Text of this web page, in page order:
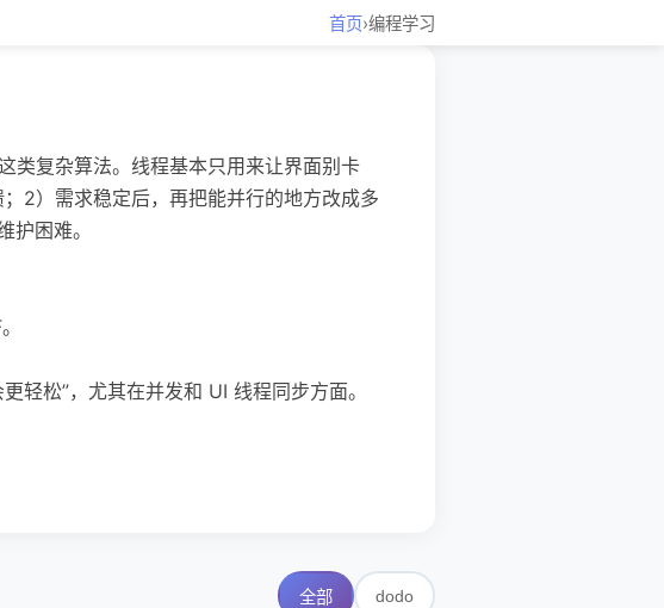
首页›编程学习
类复杂算法。线程基本只用来让界面别卡
2）需求稳定后，再把能并行的地方改成多
困难。
轻松”，尤其在并发和 UI 线程同步方面。
全部 dodo